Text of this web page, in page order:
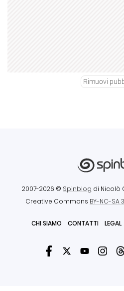
Rimuovi
2007-2026 © Spinblog di Nicolò
Creative Commons BY-NC-SA
CHI SIAMO CONTATTI LEGAL